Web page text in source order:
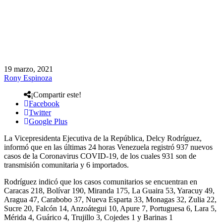
19 marzo, 2021
Rony Espinoza
¡Compartir este!
Facebook
Twitter
Google Plus
La Vicepresidenta Ejecutiva de la República, Delcy Rodríguez,
informó que en las últimas 24 horas Venezuela registró 937 nuevos
casos de la Coronavirus COVID-19, de los cuales 931 son de
transmisión comunitaria y 6 importados.
Rodríguez indicó que los casos comunitarios se encuentran en
Caracas 218, Bolívar 190, Miranda 175, La Guaira 53, Yaracuy 49,
Aragua 47, Carabobo 37, Nueva Esparta 33, Monagas 32, Zulia 22,
Sucre 20, Falcón 14, Anzoátegui 10, Apure 7, Portuguesa 6, Lara 5,
Mérida 4, Guárico 4, Trujillo 3, Cojedes 1 y Barinas 1